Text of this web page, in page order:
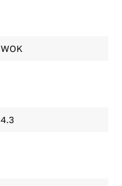
WOK
4.3